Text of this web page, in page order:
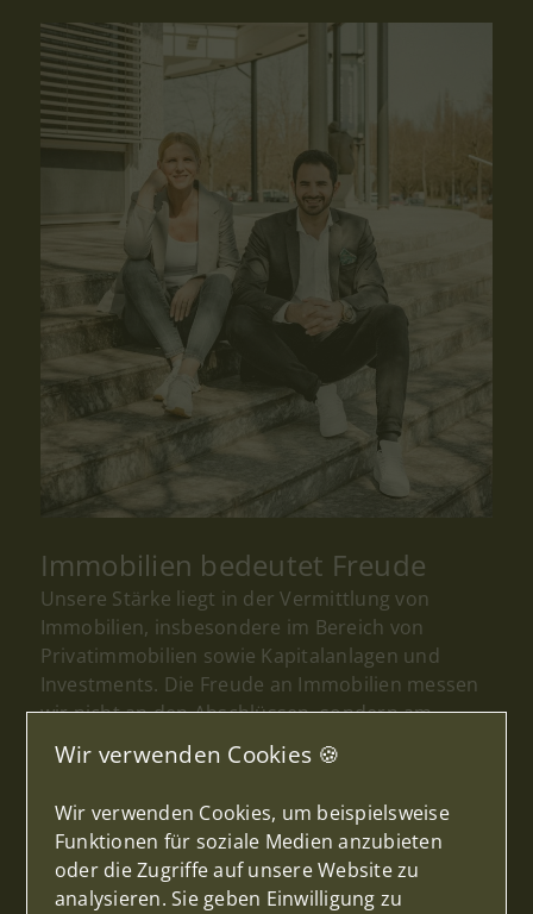
Immobilien bedeutet Freude
Unsere Stärke liegt in der Vermittlung von
Immobilien, insbesondere im Bereich von
Privatimmobilien sowie Kapitalanlagen und
Investments. Die Freude an Immobilien messen
wir nicht an den Abschlüssen, sondern am
Austausch mit den Menschen und am
gegenseitigen Vertrauen für ein erfolgreiches
Ergebnis.
⚜ Vertrauen
Die Basis für eine regelmäßige sowie offen &
Wir verwenden Cookies 🍪
Wir verwenden Cookies, um beispielsweise
Funktionen für soziale Medien anzubieten
oder die Zugriffe auf unsere Website zu
analysieren. Sie geben Einwilligung zu